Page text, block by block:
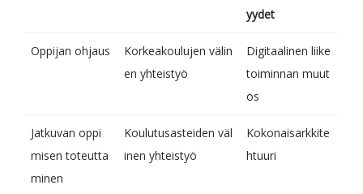
yydet
Oppijan ohjaus
Korkeakoulujen välin
en yhteistyö
Digitaalinen liike
toiminnan muut
os
Jatkuvan oppi
misen toteutta
minen
Koulutusasteiden väl
inen yhteistyö
Kokonaisarkkite
htuuri